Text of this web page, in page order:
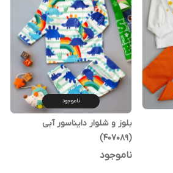
ناموجود
بلوز و شلوار دایناسور آبی
(407089)
ناموجود